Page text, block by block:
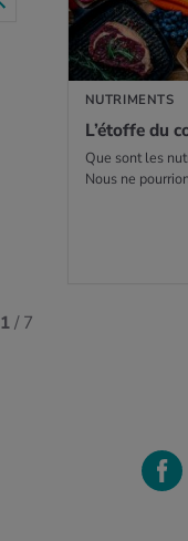
NUTRIMENTS
L’étoffe du
Que sont les
Nous ne
1/ 7